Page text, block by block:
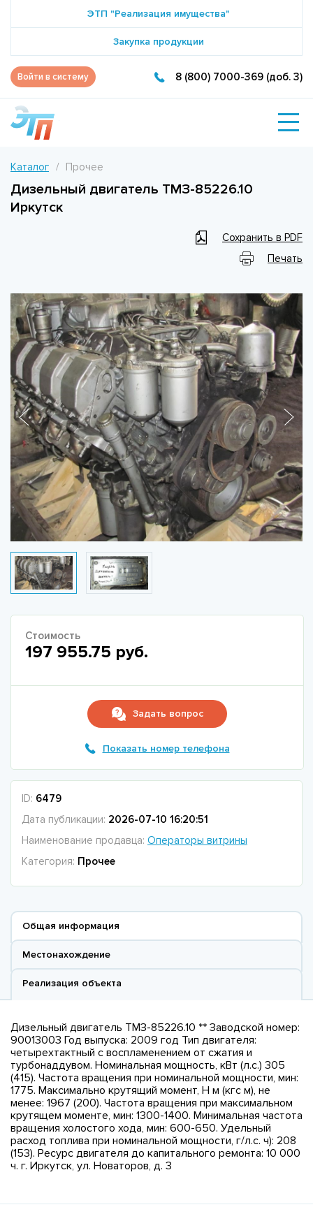
ЭТП "Реализация имущества"
Закупка продукции
Войти в систему 8 (800) 7000-369 (доб. 3)
Каталог Прочее
Дизельный двигатель ТМЗ-85226.10
Иркутск
Сохранить в PDF
Печать
Стоимость
197 955.75 руб.
Задать вопрос
Показать номер телефона
ID: 6479
Дата публикации: 2026-07-10 16:20:51
Наименование продавца: Операторы витрины
Категория: Прочее
Общая информация
Местонахождение
Реализация объекта
Дизельный двигатель ТМЗ-85226.10 ** Заводской номер:
90013003 Год выпуска: 2009 год Тип двигателя:
четырехтактный с воспламенением от сжатия и
турбонаддувом. Номинальная мощность, кВт (л.с.) 305
(415). Частота вращения при номинальной мощности, мин:
1775. Максимально крутящий момент, Н м (кгс м), не
менее: 1967 (200). Частота вращения при максимальном
крутящем моменте, мин: 1300-1400. Минимальная частота
вращения холостого хода, мин: 600-650. Удельный
расход топлива при номинальной мощности, г/л.с. ч): 208
(153). Ресурс двигателя до капитального ремонта: 10 000
ч. г. Иркутск, ул. Новаторов, д. 3